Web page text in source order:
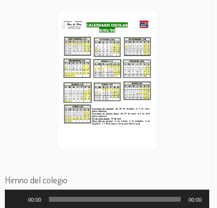
Himno del colegio
00:00 00:00